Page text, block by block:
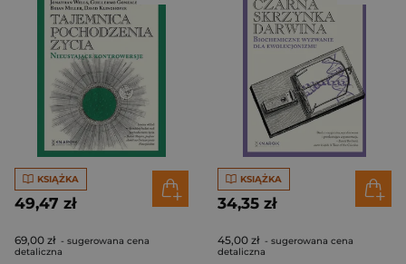
KSIĄŻKA
49,47 zł
69,00 zł - sugerowana cena
detaliczna
KSIĄŻKA
34,35 zł
45,00 zł - sugerowana cena
detaliczna